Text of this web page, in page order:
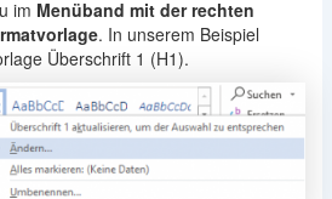
im Menüband mit der rechten
. In unserem Beispiel
Überschrift 1 (H1).